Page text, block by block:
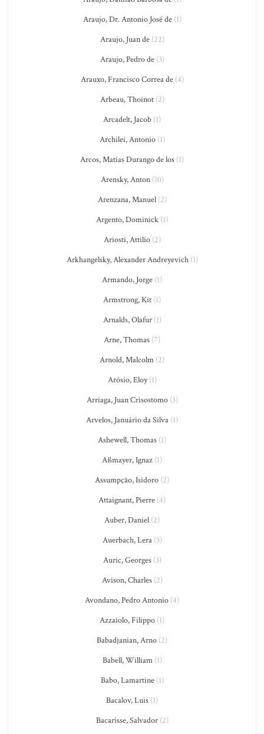
Araujo, Dr. Antonio José de(1)
Araujo, Juan de(22)
Araujo, Pedro de(3)
Arauxo, Francisco Correa de(4)
Arbeau, Thoinot(2)
Arcadelt, Jacob (1)
Archilei, Antonio(1)
Arcos, Matías Durango de los (1)
Arensky, Anton(10)
Arenzana, Manuel(2)
Argento, Dominick (1)
Ariosti, Attilio(2)
Arkhangelsky, Alexander Andreyevich(1)
Armando, Jorge (1)
Armstrong, Kit (1)
Arnalds, Olafur(1)
Arne, Thomas (7)
Arnold, Malcolm (2)
Arósio, Eloy(1)
Arriaga, Juan Crisostomo(3)
Arvelos, Januário da Silva (1)
Ashewell, Thomas (1)
Aßmayer, Ignaz (1)
Assumpção, Isidoro (2)
Attaignant, Pierre (4)
Auber, Daniel (2)
Auerbach, Lera(3)
Auric, Georges(3)
Avison, Charles(2)
Avondano, Pedro Antonio (4)
Azzaiolo, Filippo (1)
Babadjanian, Arno (2)
Babell, William(1)
Babo, Lamartine(1)
Bacalov, Luis (1)
Bacarisse, Salvador(2)